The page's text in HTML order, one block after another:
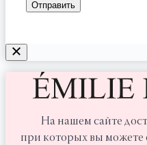
На нашем сайте
при которых вы можете